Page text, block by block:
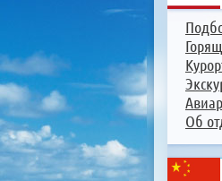
Об